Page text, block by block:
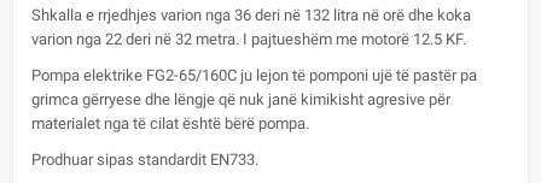
Shkalla e rrjedhjes varion nga 36 deri në 132 litra në orë dhe koka
varion nga 22 deri në 32 metra. I pajtueshëm me motorë 12.5 KF.
Pompa elektrike FG2-65/160C ju lejon të pomponi ujë të pastër pa
grimca gërryese dhe lëngje që nuk janë kimikisht agresive për
materialet nga të cilat është bërë pompa.
Prodhuar sipas standardit EN733.